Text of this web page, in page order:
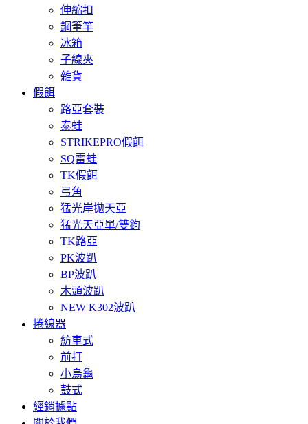
伸縮扣
鋼筆竿
冰箱
子線夾
雜貨
假餌
路亞套裝
泰蛙
STRIKEPRO假餌
SQ雷蛙
TK假餌
弓角
猛光岸拋天亞
猛光天亞單/雙鉤
TK路亞
PK波趴
BP波趴
木頭波趴
NEW K302波趴
捲線器
紡車式
前打
小烏龜
鼓式
經銷據點